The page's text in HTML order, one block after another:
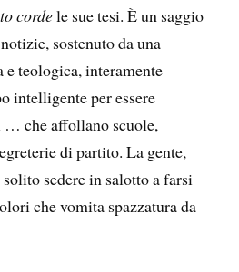
cordele sue tesi. È un saggio
sostenuto da una
teologica, interamente
intelligente per essere
… che affollano scuole,
di partito. La gente,
sedere in salotto a farsi
che vomita spazzatura da